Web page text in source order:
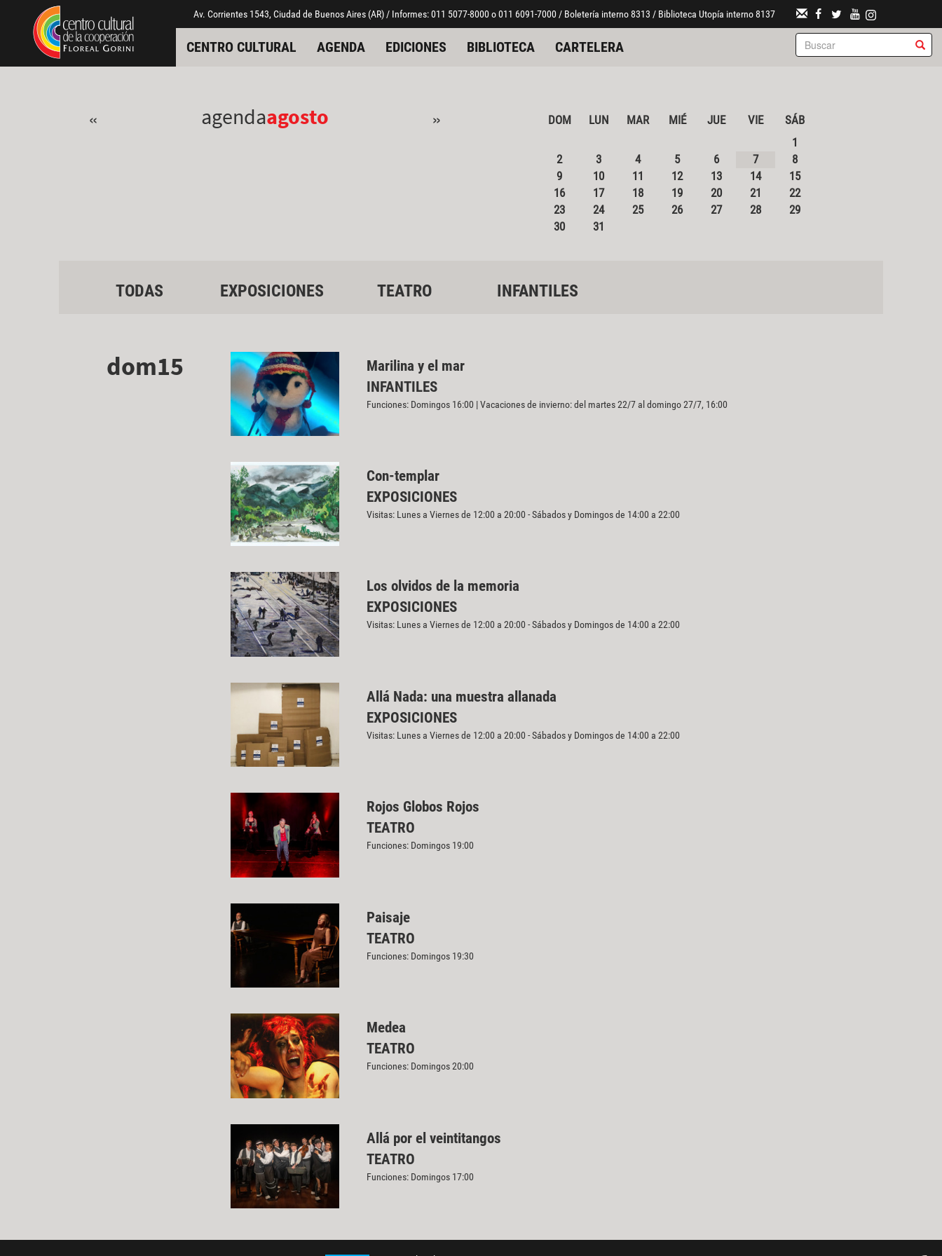
Pasar al contenido principal
Jump to main content Av. Corrientes 1543, Ciudad de Buenos Aires (AR) / Informes: 011 5077-8000 o 011 6091-7000 / Boletería interno 8313 / Biblioteca Utopía interno 8137
CENTRO CULTURAL AGENDA EDICIONES BIBLIOTECA CARTELERA
« agendaagosto » DOM LUN MAR MIÉ JUE VIE
SÁB
1
2
3 4 5 6 7
8
9
10 11 12 13 14
15
16
17 18 19 20 21
22
23
24 25 26 27 28
29
30
31
TODAS EXPOSICIONES TEATRO INFANTILES
dom15
Marilina y el mar
INFANTILES
Funciones: Domingos 16:00 | Vacaciones de invierno: del martes 22/7 al domingo 27/7, 16:00
Con-templar
EXPOSICIONES
Visitas: Lunes a Viernes de 12:00 a 20:00 - Sábados y Domingos de 14:00 a 22:00
Los olvidos de la memoria
EXPOSICIONES
Visitas: Lunes a Viernes de 12:00 a 20:00 - Sábados y Domingos de 14:00 a 22:00
Allá Nada: una muestra allanada
EXPOSICIONES
Visitas: Lunes a Viernes de 12:00 a 20:00 - Sábados y Domingos de 14:00 a 22:00
Rojos Globos Rojos
TEATRO
Funciones: Domingos 19:00
Paisaje
TEATRO
Funciones: Domingos 19:30
Medea
TEATRO
Funciones: Domingos 20:00
Allá por el veintitangos
TEATRO
Funciones: Domingos 17:00